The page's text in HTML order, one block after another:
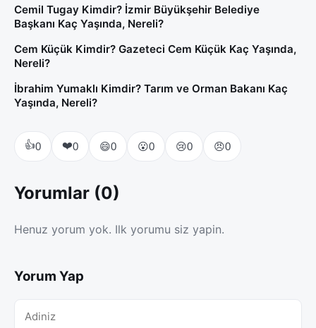
Cemil Tugay Kimdir? İzmir Büyükşehir Belediye
Başkanı Kaç Yaşında, Nereli?
Cem Küçük Kimdir? Gazeteci Cem Küçük Kaç Yaşında,
Nereli?
İbrahim Yumaklı Kimdir? Tarım ve Orman Bakanı Kaç
Yaşında, Nereli?
👍0 ❤️0 😄0 😮0 😢0 😠0
Yorumlar (0)
Henuz yorum yok. Ilk yorumu siz yapin.
Yorum Yap